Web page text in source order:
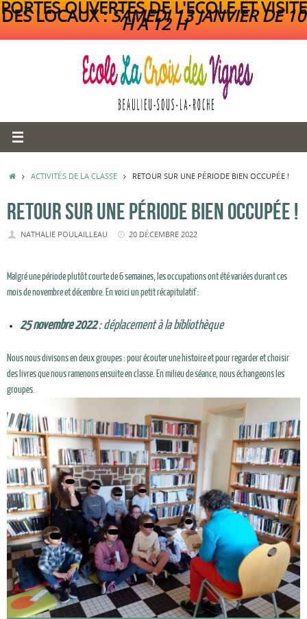
PORTES OUVERTES DE L'ECOLE ET VISITE
DES LOCAUX :SAMEDI 13 JANVIER DE 10
H A 12 H
ACCUEIL
ACTIVITÉS DE LA CLASSE RETOUR SUR UNE PÉRIODE BIEN OCCUPÉE !
RETOUR SUR UNE PÉRIODE BIEN OCCUPÉE !
NATHALIE POULAILLEAU 20 DÉCEMBRE 2022
Malgré une période plutôt courte de 6 semaines, les occupations ont été variées durant ces
mois de novembre et décembre. En voici un petit récapitulatif :
25 novembre 2022: déplacement à la bibliothèque
Nous nous divisons en deux groupes : pour écouter une histoire et pour regarder et choisir
des livres que nous ramenons ensuite en classe. En milieu de séance, nous échangeons les
groupes.